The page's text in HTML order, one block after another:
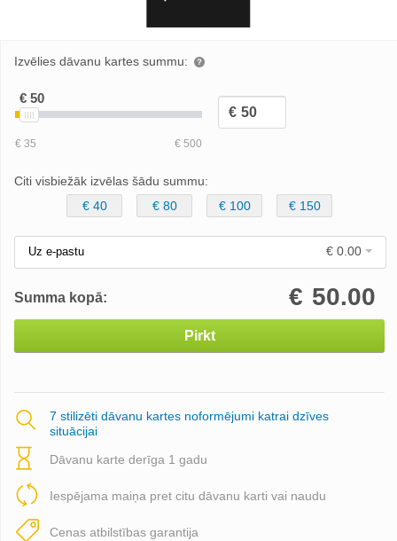
Izvēlies dāvanu kartes summu:
Citi visbiežāk izvēlas šādu summu:
€ 40
€ 80 € 100 € 150
Uz e-pastu € 0.00
Summa kopā: 50.00
€
Pirkt
7 stilizēti dāvanu kartes noformējumi katrai dzīves
situācijai
Dāvanu karte derīga 1 gadu
Iespējama maiņa pret citu dāvanu karti vai naudu
Cenas atbilstības garantija